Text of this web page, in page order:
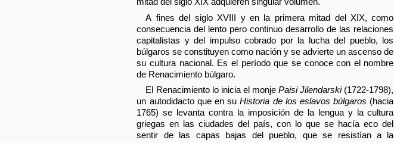
A fines del siglo XVIII y en la primera mitad del XIX, como
consecuencia del lento pero continuo desarrollo de las relaciones
capitalistas y del impulso cobrado por la lucha del pueblo, los
búlgaros se constituyen como nación y se advierte un ascenso de
su cultura nacional. Es el período que se conoce con el nombre
de Renacimiento búlgaro.
El Renacimiento lo inicia el monjePaisi Jilendarski(1722-1798),
un autodidacto que en suHistoria de los eslavos búlgaros (hacia
1765) se levanta contra la imposición de la lengua y la cultura
griegas en las ciudades del país, con lo que se hacía eco del
sentir de las capas bajas del pueblo, que se resistían a la